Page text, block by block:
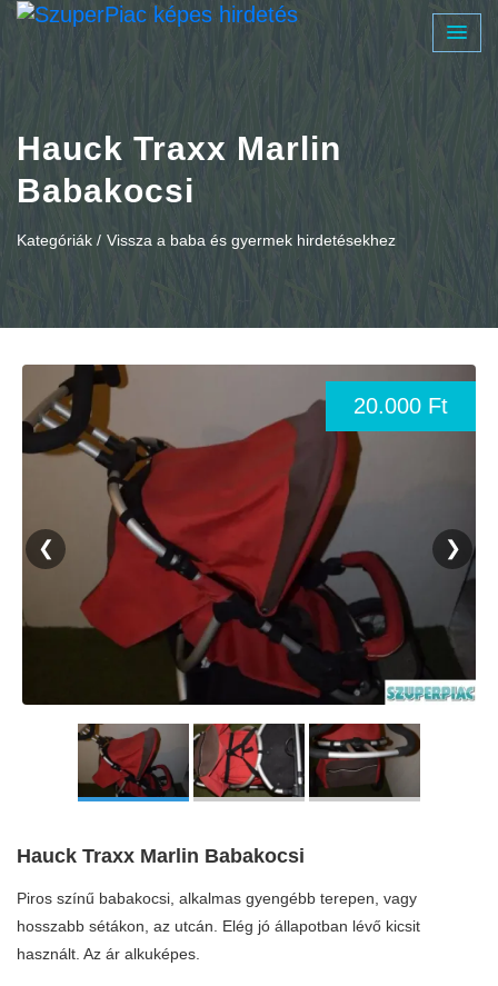
Hauck Traxx Marlin
Babakocsi
Kategóriák / Vissza a baba és gyermek hirdetésekhez
20.000 Ft
❮ ❯
Hauck Traxx Marlin Babakocsi
Piros színű babakocsi, alkalmas gyengébb terepen, vagy
hosszabb sétákon, az utcán. Elég jó állapotban lévő kicsit
használt. Az ár alkuképes.